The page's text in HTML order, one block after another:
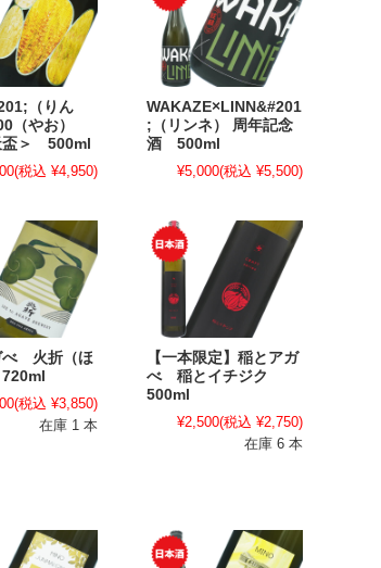
（りん
（やお）
盃＞ 500ml
(税込 ¥4,950)
WAKAZE×LINN&#201
;（リンネ） 周年記念
酒 500ml
¥5,000(税込 ¥5,500)
べ 火折（ほ
(税込 ¥3,850)
在庫 1 本
【一本限定】稲とアガ
べ 稲とイチジク
500ml
¥2,500(税込 ¥2,750)
在庫 6 本